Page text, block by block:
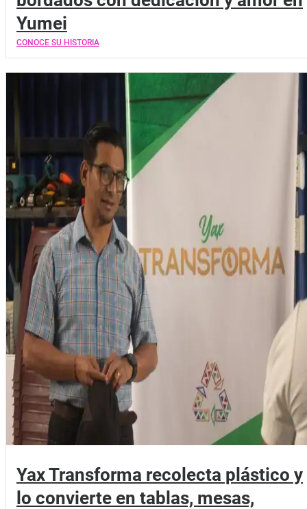
Yumei
CONOCE SU HISTORIA
Yax Transforma recolecta plástico y
lo convierte en tablas, mesas,